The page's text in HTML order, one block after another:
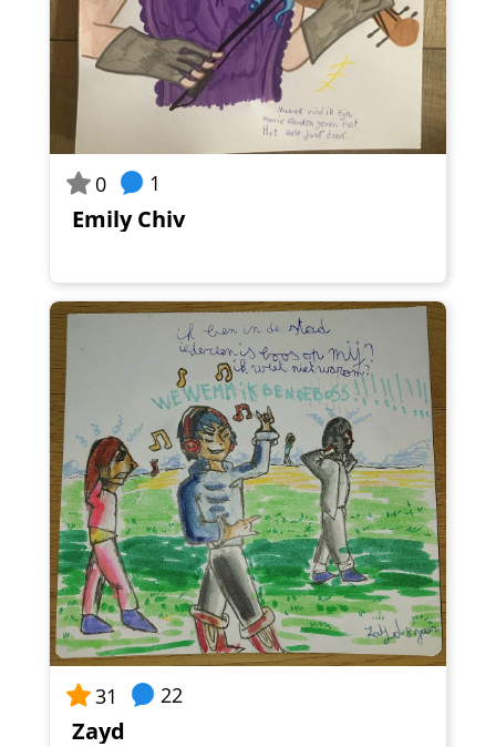
0 1
Emily Chiv
31 22
Zayd